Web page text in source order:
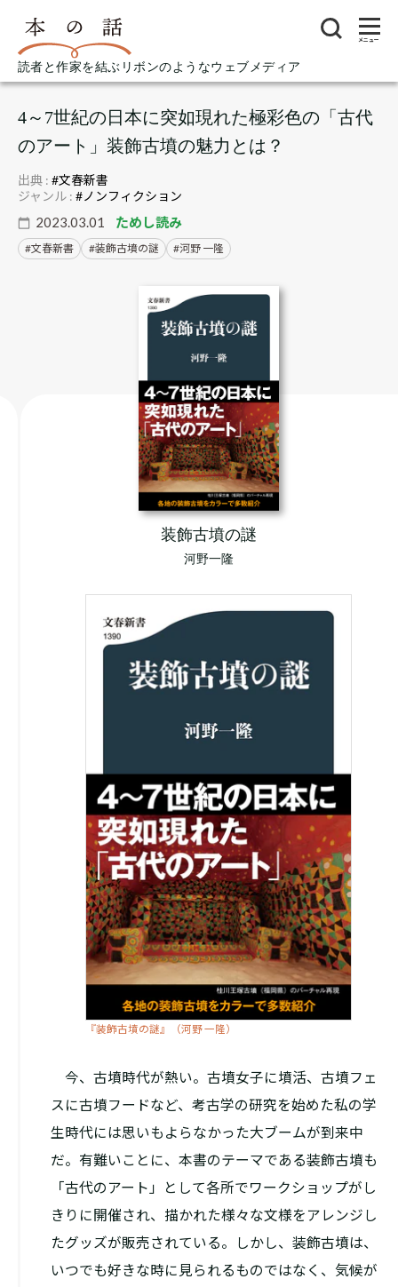
読者と作家を結ぶリボンのようなウェブメディア
メニュー
4～7世紀の日本に突如現れた極彩色の「古代
のアート」装飾古墳の魅力とは？
2023.03.01 ためし読み
文春新書 装飾古墳の謎 河野 一隆
出典 : #文春新書
ジャンル : #ノンフィクション
装飾古墳の謎
河野一隆
『装飾古墳の謎』（河野 一隆）
今、古墳時代が熱い。古墳女子に墳活、古墳フェ
スに古墳フードなど、考古学の研究を始めた私の学
生時代には思いもよらなかった大ブームが到来中
だ。有難いことに、本書のテーマである装飾古墳も
「古代のアート」として各所でワークショップがし
きりに開催され、描かれた様々な文様をアレンジし
たグッズが販売されている。しかし、装飾古墳は、
いつでも好きな時に見られるものではなく、気候が